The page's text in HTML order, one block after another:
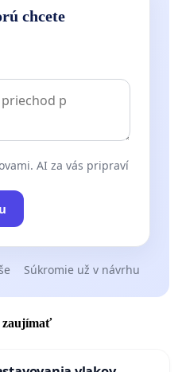
chcete
AI za vás pripraví
Súkromie už v návrhu
zaujímať